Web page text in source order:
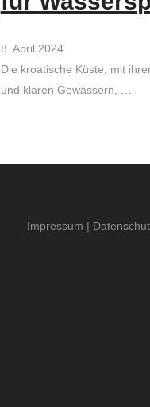
8. April 2024
Die kroatische Küste, mit
und klaren Gewässern, …
Impressum |